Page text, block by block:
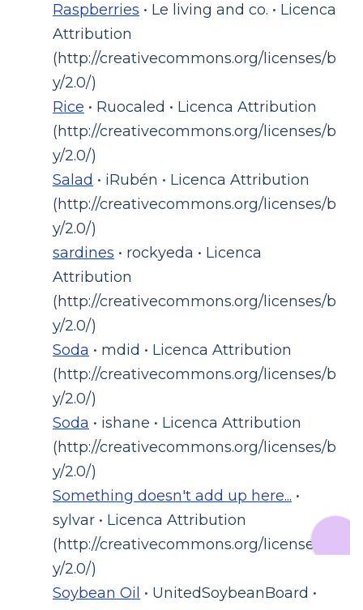
Raspberries • Le living and co. • Licenca
Attribution
(http://creativecommons.org/licenses/b
y/2.0/)
Rice • Ruocaled • Licenca Attribution
(http://creativecommons.org/licenses/b
y/2.0/)
Salad • iRubén • Licenca Attribution
(http://creativecommons.org/licenses/b
y/2.0/)
sardines • rockyeda • Licenca
Attribution
(http://creativecommons.org/licenses/b
y/2.0/)
Soda • mdid • Licenca Attribution
(http://creativecommons.org/licenses/b
y/2.0/)
Soda • ishane • Licenca Attribution
(http://creativecommons.org/licenses/b
y/2.0/)
Something doesn't add up here... •
sylvar • Licenca Attribution
(http://creativecommons.org/licenses/b
y/2.0/)
Soybean Oil • UnitedSoybeanBoard •